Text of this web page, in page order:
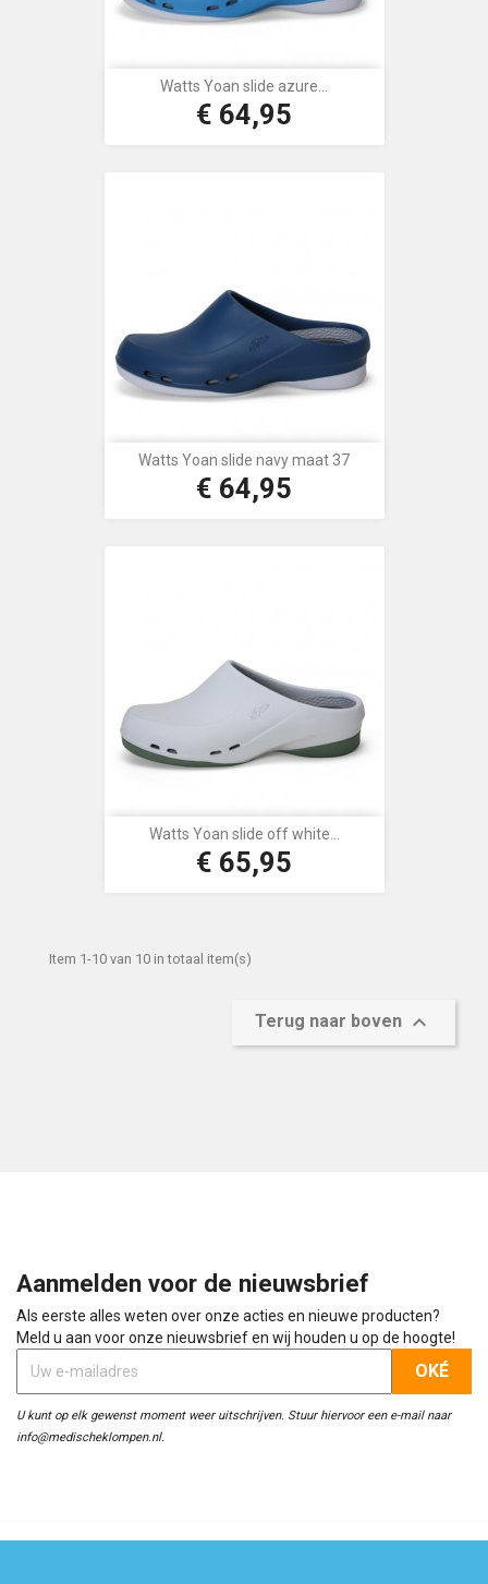
Watts Yoan slide azure...
Prijs
€ 64,95
Watts Yoan slide navy maat 37
Prijs
€ 64,95
Watts Yoan slide off white...
Prijs
€ 65,95
Item 1-10 van 10 in totaal item(s)
Terug naar boven 
Aanmelden voor de nieuwsbrief
Als eerste alles weten over onze acties en nieuwe producten?
Meld u aan voor onze nieuwsbrief en wij houden u op de hoogte!
U kunt op elk gewenst moment weer uitschrijven. Stuur hiervoor een e-mail naar
info@medischeklompen.nl.